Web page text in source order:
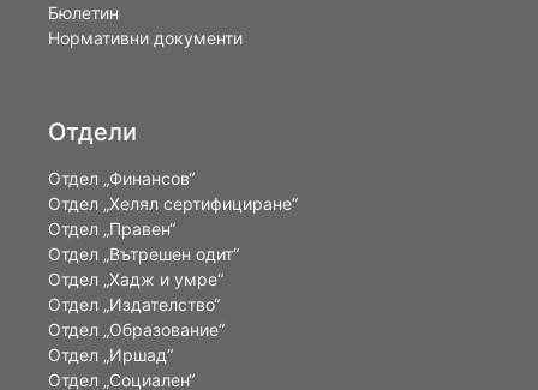
Бюлетин
Нормативни документи
Отдели
Отдел „Финансов“
Отдел „Хелял сертифициране“
Отдел „Правен“
Отдел „Вътрешен одит“
Отдел „Хадж и умре“
Отдел „Издателство“
Отдел „Образование“
Отдел „Иршад“
Отдел „Социален“